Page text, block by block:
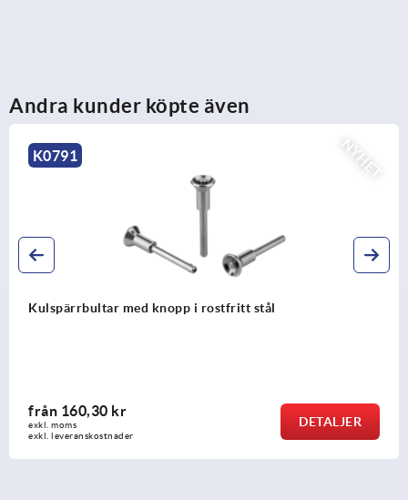
Andra kunder köpte även
NYHET
DETALJER
Kulspärrbultar med hög
exkl. leveranskostnader